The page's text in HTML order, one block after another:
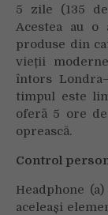
5 zile (135
Acestea au o
produse din
vieții
întors
timpul este
oferă 5 ore
oprească.
Control
Headphone
aceleași